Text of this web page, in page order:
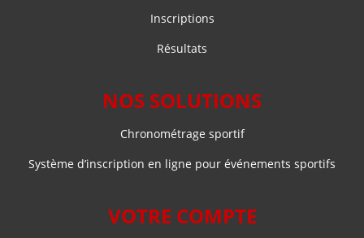
Inscriptions
Résultats
NOS SOLUTIONS
Chronométrage sportif
Système d’inscription en ligne pour événements sportifs
VOTRE COMPTE